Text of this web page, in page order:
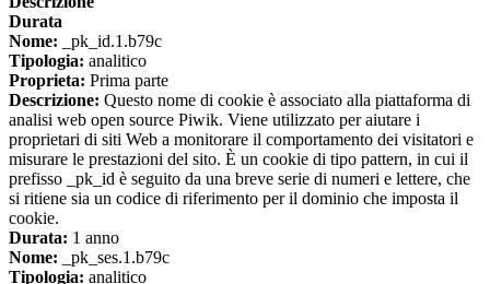
Durata
Nome: _pk_id.1.b79c
Tipologia: analitico
Proprieta: Prima parte
Descrizione: Questo nome di cookie è associato alla piattaforma di
analisi web open source Piwik. Viene utilizzato per aiutare i
proprietari di siti Web a monitorare il comportamento dei visitatori e
misurare le prestazioni del sito. È un cookie di tipo pattern, in cui il
prefisso _pk_id è seguito da una breve serie di numeri e lettere, che
si ritiene sia un codice di riferimento per il dominio che imposta il
cookie.
Durata: 1 anno
Nome: _pk_ses.1.b79c
Tipologia: analitico